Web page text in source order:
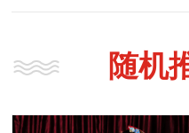
随机